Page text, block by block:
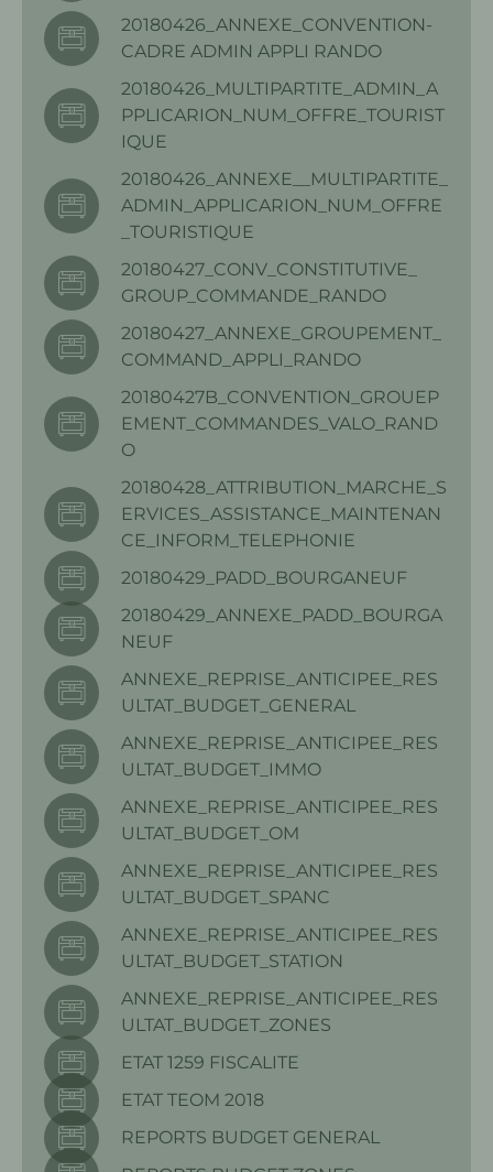
20180426_ANNEXE_CONVENTION-
CADRE ADMIN APPLI RANDO
20180426_MULTIPARTITE_ADMIN_A
PPLICARION_NUM_OFFRE_TOURIST
IQUE
20180426_ANNEXE__MULTIPARTITE_
ADMIN_APPLICARION_NUM_OFFRE
_TOURISTIQUE
20180427_CONV_CONSTITUTIVE_
GROUP_COMMANDE_RANDO
20180427_ANNEXE_GROUPEMENT_
COMMAND_APPLI_RANDO
20180427B_CONVENTION_GROUEP
EMENT_COMMANDES_VALO_RAND
O
20180428_ATTRIBUTION_MARCHE_S
ERVICES_ASSISTANCE_MAINTENAN
CE_INFORM_TELEPHONIE
20180429_PADD_BOURGANEUF
20180429_ANNEXE_PADD_BOURGA
NEUF
ANNEXE_REPRISE_ANTICIPEE_RES
ULTAT_BUDGET_GENERAL
ANNEXE_REPRISE_ANTICIPEE_RES
ULTAT_BUDGET_IMMO
ANNEXE_REPRISE_ANTICIPEE_RES
ULTAT_BUDGET_OM
ANNEXE_REPRISE_ANTICIPEE_RES
ULTAT_BUDGET_SPANC
ANNEXE_REPRISE_ANTICIPEE_RES
ULTAT_BUDGET_STATION
ANNEXE_REPRISE_ANTICIPEE_RES
ULTAT_BUDGET_ZONES
ETAT 1259 FISCALITE
ETAT TEOM 2018
REPORTS BUDGET GENERAL